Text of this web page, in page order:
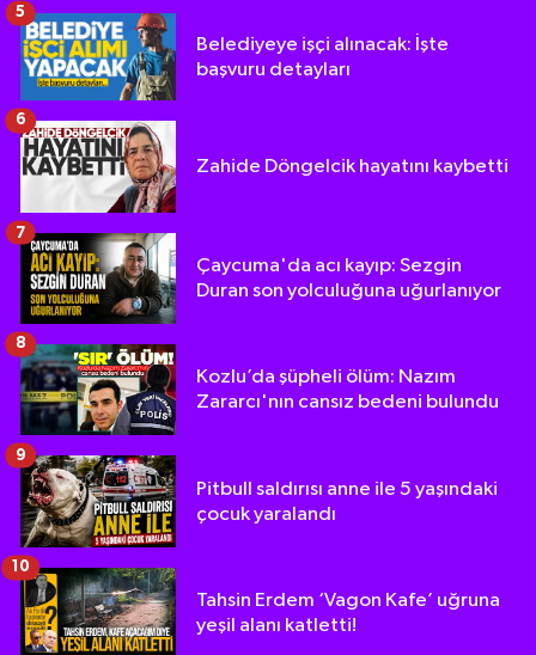
Belediyeye işçi alınacak: İşte
başvuru detayları
5
Zahide Döngelcik hayatını kaybetti
6
Çaycuma'da acı kayıp: Sezgin
Duran son yolculuğuna uğurlanıyor
7
Kozlu’da şüpheli ölüm: Nazım
Zararcı'nın cansız bedeni bulundu
8
Pitbull saldırısı anne ile 5 yaşındaki
çocuk yaralandı
9
Tahsin Erdem ‘Vagon Kafe’ uğruna
yeşil alanı katletti!
10